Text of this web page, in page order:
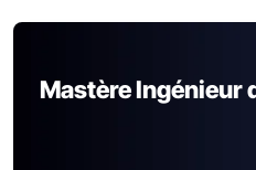
Mastère Ingénieur